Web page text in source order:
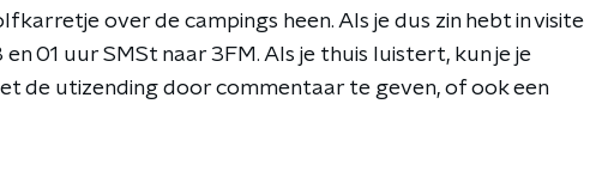
over de campings heen. Als je dus zin hebt in visite
01 uur SMSt naar 3FM. Als je thuis luistert, kun je je
de utizending door commentaar te geven, of ook een